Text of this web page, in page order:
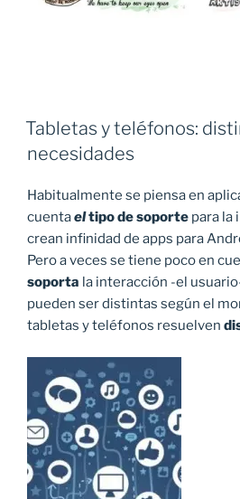
Tabletas y teléfonos:
necesidades
Habitualmente se piensa en
cuentaeltipo de soporte para la
crean infinidad de apps para
Pero a veces se tiene poco en
soporta la interacción -el
pueden ser distintas según el
tabletas y teléfonos resuelven